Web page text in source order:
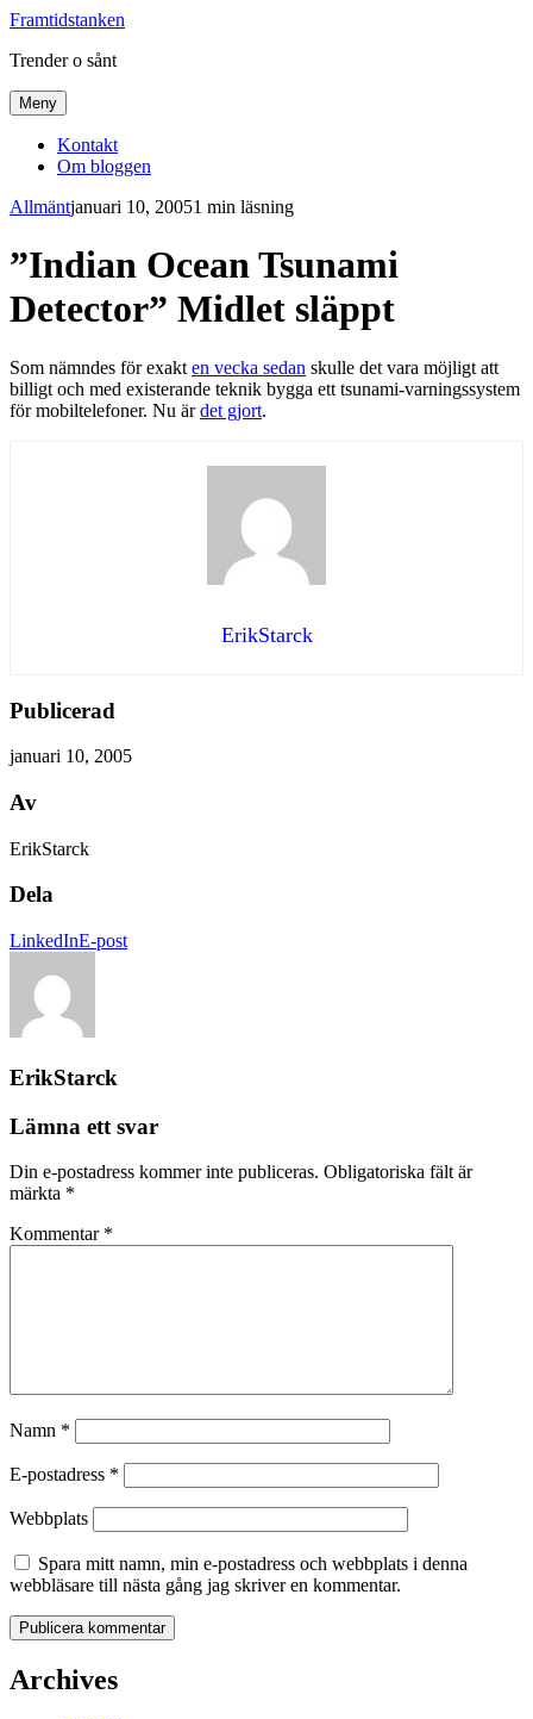
Framtidstanken
Trender o sånt
Meny
Kontakt
Om bloggen
Allmäntjanuari 10, 20051 min läsning
”Indian Ocean Tsunami
Detector” Midlet släppt
Som nämndes för exakt en vecka sedan skulle det vara möjligt att
billigt och med existerande teknik bygga ett tsunami-varningssystem
för mobiltelefoner. Nu ärdet gjort.
ErikStarck
Publicerad
januari 10, 2005
Av
ErikStarck
Dela
LinkedInE-post
ErikStarck
Lämna ett svar
Din e-postadress kommer inte publiceras. Obligatoriska fält är
märkta *
Kommentar *
Namn *
E-postadress *
Webbplats
Spara mitt namn, min e-postadress och webbplats i denna
webbläsare till nästa gång jag skriver en kommentar.
Archives